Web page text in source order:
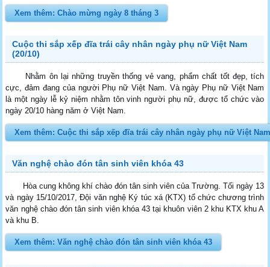
Xem thêm: Chào mừng ngày 8 tháng 3
Cuộc thi sắp xếp đĩa trái cây nhân ngày phụ nữ Việt Nam
(20/10)
Nhằm ôn lại những truyền thống vẻ vang, phẩm chất tốt đẹp, tích
cực, đảm đang của người Phụ nữ Việt Nam. Và ngày Phụ nữ Việt Nam
là một ngày lễ kỷ niệm nhằm tôn vinh người phụ nữ, được tổ chức vào
ngày 20/10 hàng năm ở Việt Nam.
Xem thêm: Cuộc thi sắp xếp đĩa trái cây nhân ngày phụ nữ Việt
Văn nghệ chào đón tân sinh viên khóa 43
Hòa cung không khí chào đón tân sinh viên của Trường. Tối ngày 13
và ngày 15/10/2017, Đội văn nghệ Ký túc xá (KTX) tổ chức chương trình
văn nghệ chào đón tân sinh viên khóa 43 tại khuôn viên 2 khu KTX khu A
và khu B.
Xem thêm: Văn nghệ chào đón tân sinh viên khóa 43